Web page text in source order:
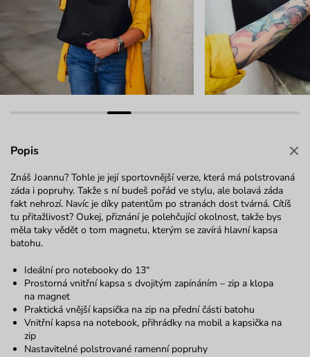
Popis
Znáš Joannu? Tohle je její sportovnější verze, která má polstrovaná
záda i popruhy. Takže s ní budeš pořád ve stylu, ale bolavá záda
fakt nehrozí. Navíc je díky patentům po stranách dost tvárná. Cítíš
tu přitažlivost? Oukej, přiznání je polehčující okolnost, takže bys
měla taky vědět o tom magnetu, kterým se zavírá hlavní kapsa
batohu.
Ideální pro notebooky do 13“
Prostorná vnitřní kapsa s dvojitým zapínáním – zip a klopa
na magnet
Praktická vnější kapsička na zip na přední části batohu
Vnitřní kapsa na notebook, přihrádky na mobil a kapsička na
zip
Nastavitelné polstrované ramenní popruhy